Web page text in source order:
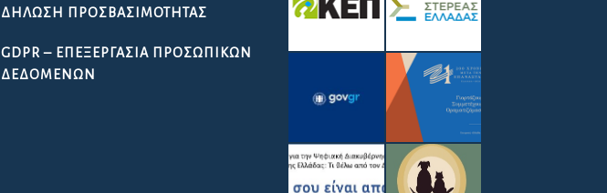
ΔΉΛΩΣΗ ΠΡΟΣΒΑΣΙΜΌΤΗΤΑΣ
GDPR – ΕΠΕΞΕΡΓΑΣΙΑ ΠΡΟΣΩΠΙΚΩΝ
ΔΕΔΟΜΕΝΩΝ